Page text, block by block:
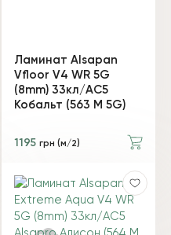
Ламинат Alsapan
Vfloor V4 WR 5G
(8mm) 33кл/AC5
Кобальт (563 М 5G)
1195 грн (м/2)